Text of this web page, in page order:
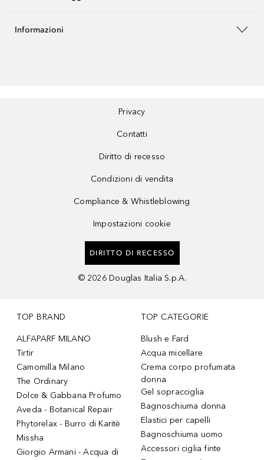
Informazioni
Privacy
Contatti
Diritto di recesso
Condizioni di vendita
Compliance & Whistleblowing
Impostazioni cookie
DIRITTO DI RECESSO
© 2026 Douglas Italia S.p.A.
TOP BRAND
ALFAPARF MILANO
Tirtir
Camomilla Milano
The Ordinary
Dolce & Gabbana Profumo
Aveda - Botanical Repair
Phytorelax - Burro di Karitè
Missha
Giorgio Armani - Acqua di
TOP CATEGORIE
Blush e Fard
Acqua micellare
Crema corpo profumata
donna
Gel sopracciglia
Bagnoschiuma donna
Elastici per capelli
Bagnoschiuma uomo
Accessori ciglia finte